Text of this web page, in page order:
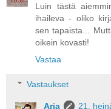
Luin tästä
ihaileva - oliko
sen tapaista...
oikein kovasti!
Vastaa
Vastaukset
Arja
21.